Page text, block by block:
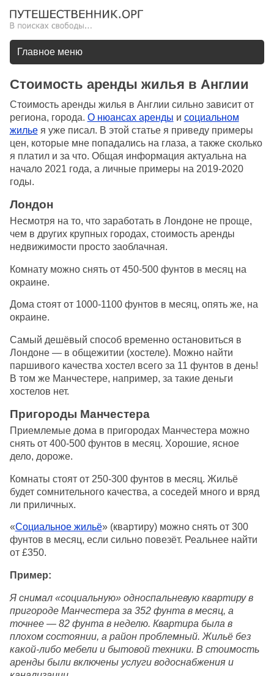
Главное меню
Стоимость аренды жилья в Англии
Стоимость аренды жилья в Англии сильно зависит от
региона, города. О нюансах аренды и социальном
жильея уже писал. В этой статье я приведу примеры
цен, которые мне попадались на глаза, а также сколько
я платил и за что. Общая информация актуальна на
начало 2021 года, а личные примеры на 2019-2020
годы.
Лондон
Несмотря на то, что заработать в Лондоне не проще,
чем в других крупных городах, стоимость аренды
недвижимости просто заоблачная.
Комнату можно снять от 450-500 фунтов в месяц на
окраине.
Дома стоят от 1000-1100 фунтов в месяц, опять же, на
окраине.
Самый дешёвый способ временно остановиться в
Лондоне — в общежитии (хостеле). Можно найти
паршивого качества хостел всего за 11 фунтов в день!
В том же Манчестере, например, за такие деньги
хостелов нет.
Пригороды Манчестера
Приемлемые дома в пригородах Манчестера можно
снять от 400-500 фунтов в месяц. Хорошие, ясное
дело, дороже.
Комнаты стоят от 250-300 фунтов в месяц. Жильё
будет сомнительного качества, а соседей много и вряд
ли приличных.
«Социальное жильё» (квартиру) можно снять от 300
фунтов в месяц, если сильно повезёт. Реальнее найти
от £350.
Пример:
Я снимал «социальную» односпальневую квартиру в
пригороде Манчестера за 352 фунта в месяц, а
точнее — 82 фунта в неделю. Квартира была в
плохом состоянии, а район проблемный. Жильё без
какой-либо мебели и бытовой техники. В стоимость
аренды были включены услуги водоснабжения и